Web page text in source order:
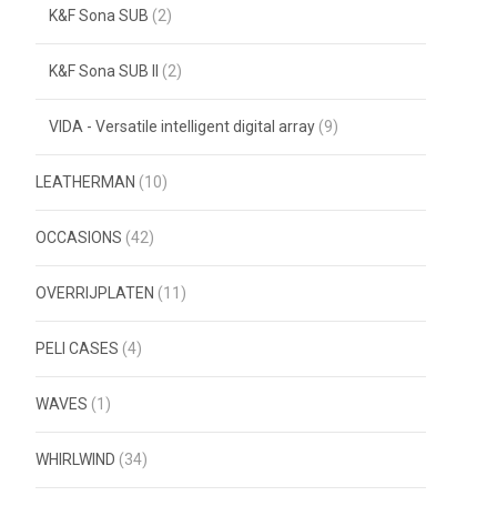
K&F Sona SUB (2)
K&F Sona SUB II (2)
VIDA - Versatile intelligent digital array (9)
LEATHERMAN (10)
OCCASIONS (42)
OVERRIJPLATEN (11)
PELI CASES (4)
WAVES (1)
WHIRLWIND (34)